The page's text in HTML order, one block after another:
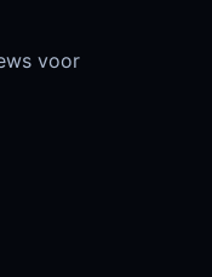
voor